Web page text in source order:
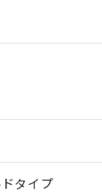
タイプ